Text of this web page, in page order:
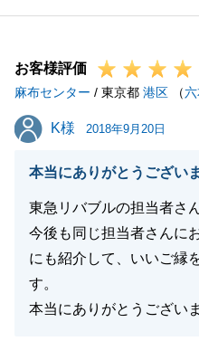
は非常に有意義な時間で
軽にご連絡くださいませ
この度は誠にありがとう
閉
お客様評価
麻布センター / 東京都 港区 （
K様
K様 2018年9月20日
本当にありがとうござい
東急リバブルの担当者さ
今後も同じ担当者さんに
にも紹介して、いいご縁
す。
本当にありがとうござい